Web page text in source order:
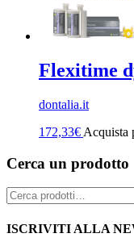
Flexitime
dontalia.it
172,33€ Acquista
Cerca un prodotto
Cerca:
ISCRIVITI ALLA